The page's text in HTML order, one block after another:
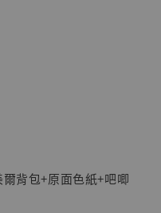
藏雕像 悟空 鳥山
背包+原面色紙+吧唧